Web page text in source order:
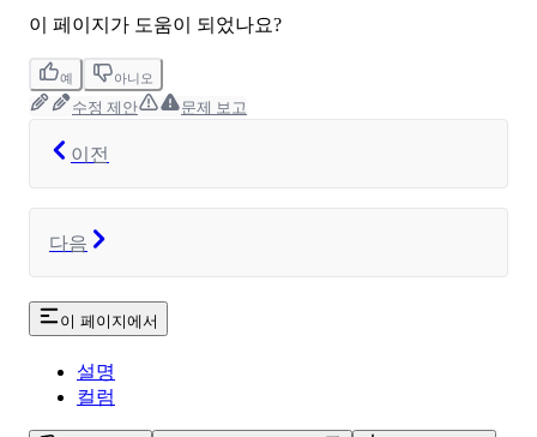
이 페이지가 도움이 되었나요?
예 아니오
수정 제안 문제 보고
이전
다음
이 페이지에서
설명
컬럼